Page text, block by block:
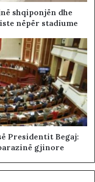
shqiponjën dhe
nëpër stadiume
Presidentit Begaj:
gjinore